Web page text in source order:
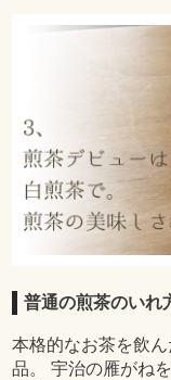
普通の煎茶のいれ
本格的なお茶を飲
品。 宇治の雁がね